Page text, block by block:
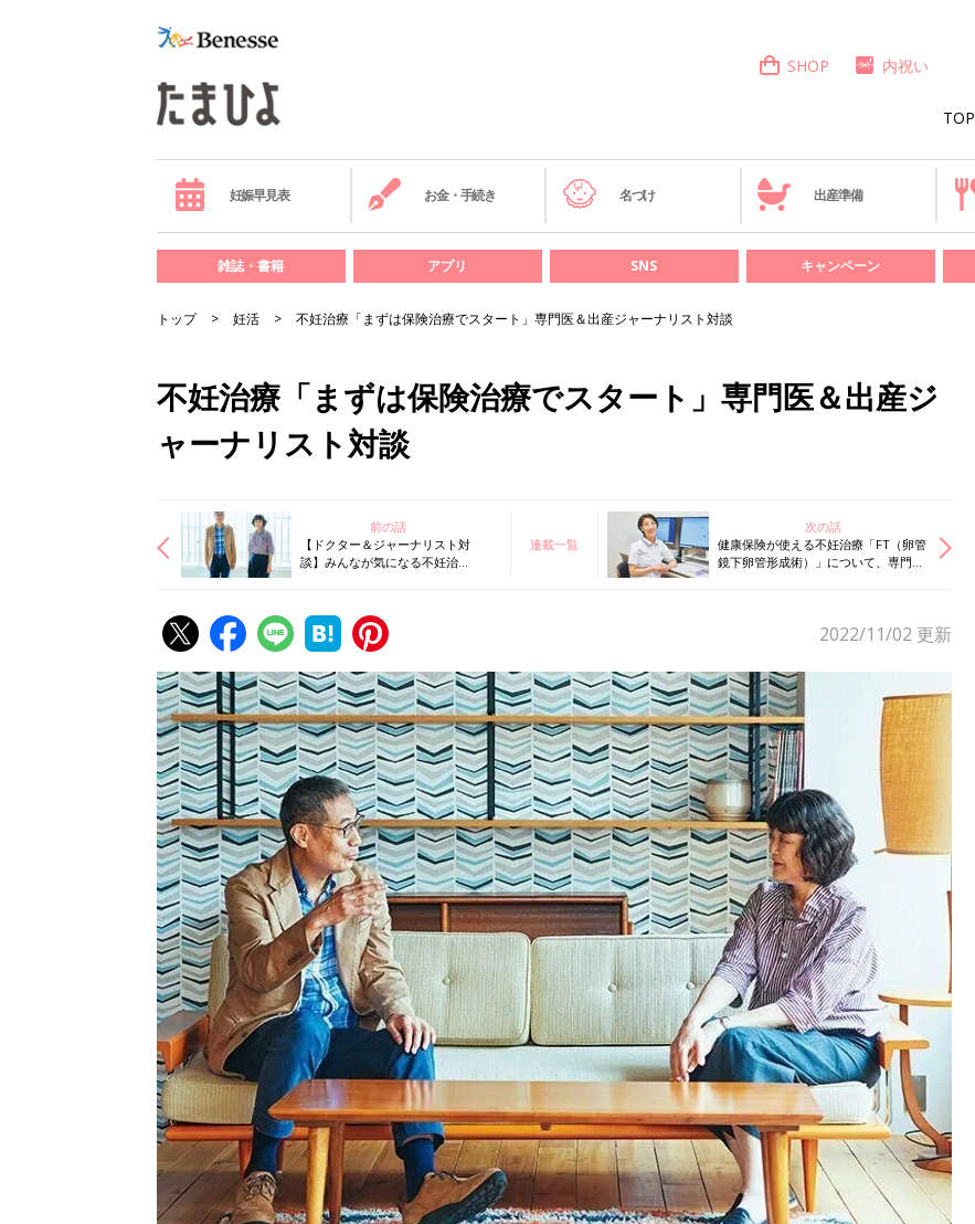
TOP
SHOP 内祝い
妊娠早見表 お金・手続き 名づけ 出産準備
雑誌・書籍 アプリ SNS キャンペーン
トップ 妊活 不妊治療「まずは保険治療でスタート」専門医＆出産ジャーナリスト対談
不妊治療「まずは保険治療でスタート」専門医＆出産ジ
ャーナリスト対談
前の話
【ドクター＆ジャーナリスト対
談】みんなが気になる不妊治療
連載一覧
次の話
健康保険が使える不妊治療「FT（卵管
鏡下卵管形成術）」について、専門医
2022/11/02 更新